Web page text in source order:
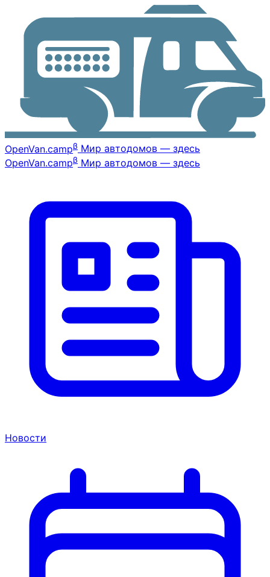
OpenVan.campβ Мир автодомов — здесь
OpenVan.campβ Мир автодомов — здесь
Новости